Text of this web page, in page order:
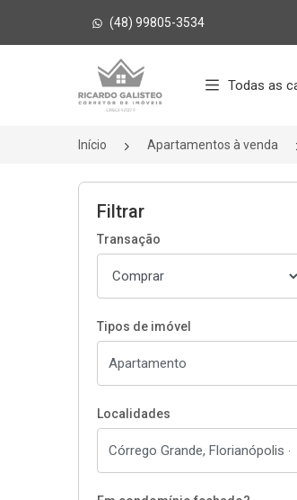
(48) 99805-3534
Página inicial
Todas as
Início Apartamentos à venda
Filtrar
Transação
Tipos de imóvel
Localidades